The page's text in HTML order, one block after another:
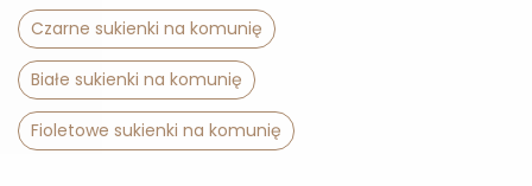
Czarne sukienki na komunię
Białe sukienki na komunię
Fioletowe sukienki na komunię